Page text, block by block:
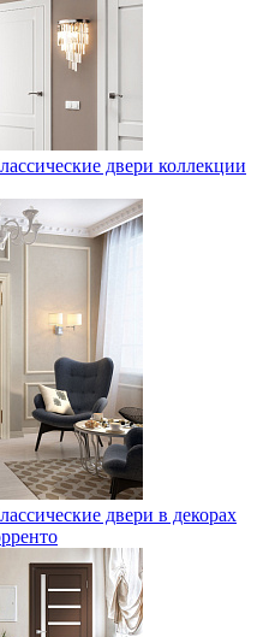
двери коллекции
двери в декорах